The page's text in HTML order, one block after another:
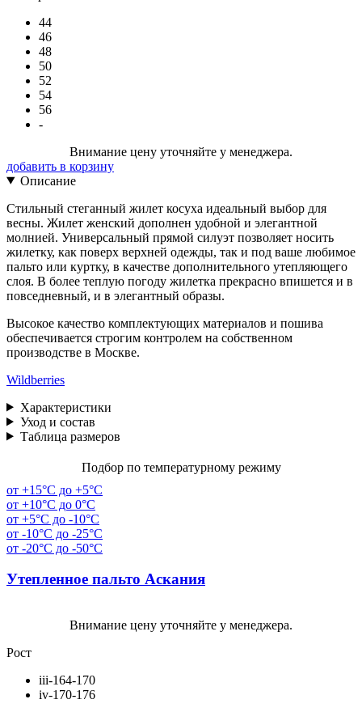
44
46
48
50
52
54
56
-
Внимание цену уточняйте у менеджера.
добавить в корзину
Описание
Стильный стеганный жилет косуха идеальный выбор для
весны. Жилет женский дополнен удобной и элегантной
молнией. Универсальный прямой силуэт позволяет носить
жилетку, как поверх верхней одежды, так и под ваше любимое
пальто или куртку, в качестве дополнительного утепляющего
слоя. В более теплую погоду жилетка прекрасно впишется и в
повседневный, и в элегантный образы.
Высокое качество комплектующих материалов и пошива
обеспечивается строгим контролем на собственном
производстве в Москве.
Wildberries
Характеристики
Уход и состав
Таблица размеров
Подбор по температурному режиму
от +15°C до +5°C
от +10°C до 0°C
от +5°C до -10°C
от -10°C до -25°C
от -20°C до -50°C
Утепленное пальто Аскания
Внимание цену уточняйте у менеджера.
Рост
iii-164-170
iv-170-176